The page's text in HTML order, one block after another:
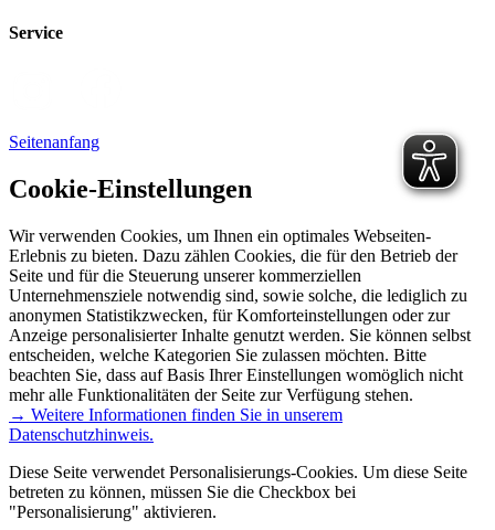
Service
Seitenanfang
Cookie-Einstellungen
Wir verwenden Cookies, um Ihnen ein optimales Webseiten-
Erlebnis zu bieten. Dazu zählen Cookies, die für den Betrieb der
Seite und für die Steuerung unserer kommerziellen
Unternehmensziele notwendig sind, sowie solche, die lediglich zu
anonymen Statistikzwecken, für Komforteinstellungen oder zur
Anzeige personalisierter Inhalte genutzt werden. Sie können selbst
entscheiden, welche Kategorien Sie zulassen möchten. Bitte
beachten Sie, dass auf Basis Ihrer Einstellungen womöglich nicht
mehr alle Funktionalitäten der Seite zur Verfügung stehen.
→ Weitere Informationen finden Sie in unserem
Datenschutzhinweis.
Diese Seite verwendet Personalisierungs-Cookies. Um diese Seite
betreten zu können, müssen Sie die Checkbox bei
"Personalisierung" aktivieren.